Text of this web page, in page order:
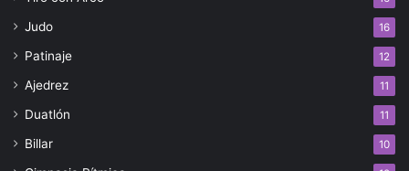
Judo 16
Patinaje 12
Ajedrez 11
Duatlón 11
Billar 10